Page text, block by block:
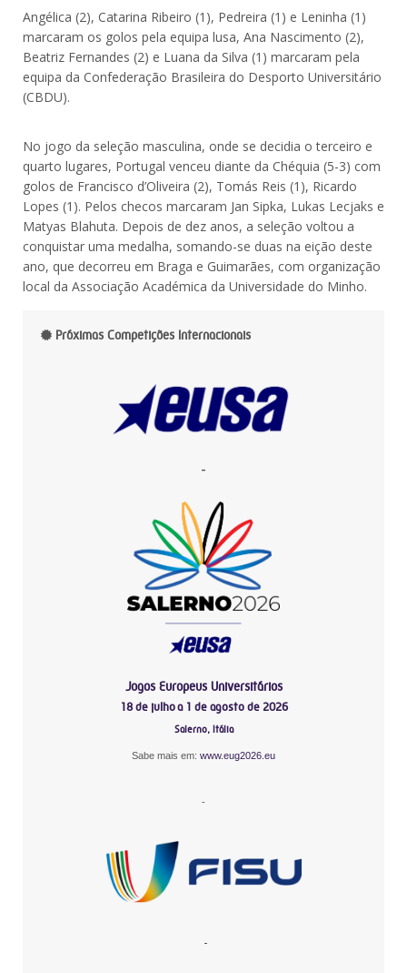
Angélica (2), Catarina Ribeiro (1), Pedreira (1) e Leninha (1)
marcaram os golos pela equipa lusa, Ana Nascimento (2),
Beatriz Fernandes (2) e Luana da Silva (1) marcaram pela
equipa da Confederação Brasileira do Desporto Universitário
(CBDU).
No jogo da seleção masculina, onde se decidia o terceiro e
quarto lugares, Portugal venceu diante da Chéquia (5-3) com
golos de Francisco d’Oliveira (2), Tomás Reis (1), Ricardo
Lopes (1). Pelos checos marcaram Jan Sipka, Lukas Lecjaks e
Matyas Blahuta. Depois de dez anos, a seleção voltou a
conquistar uma medalha, somando-se duas na eição deste
ano, que decorreu em Braga e Guimarães, com organização
local da Associação Académica da Universidade do Minho.
Próximas Competições Internacionais
-
Jogos Europeus Universitários
18 de julho a 1 de agosto de 2026
Salerno, Itália
Sabe mais em: www.eug2026.eu
-
-